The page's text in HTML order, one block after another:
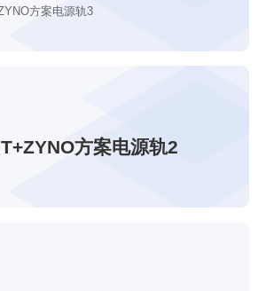
方案电源轨3
方案电源轨2